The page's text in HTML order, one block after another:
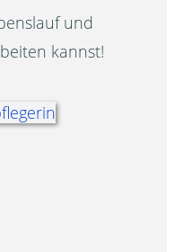
und
kannst!